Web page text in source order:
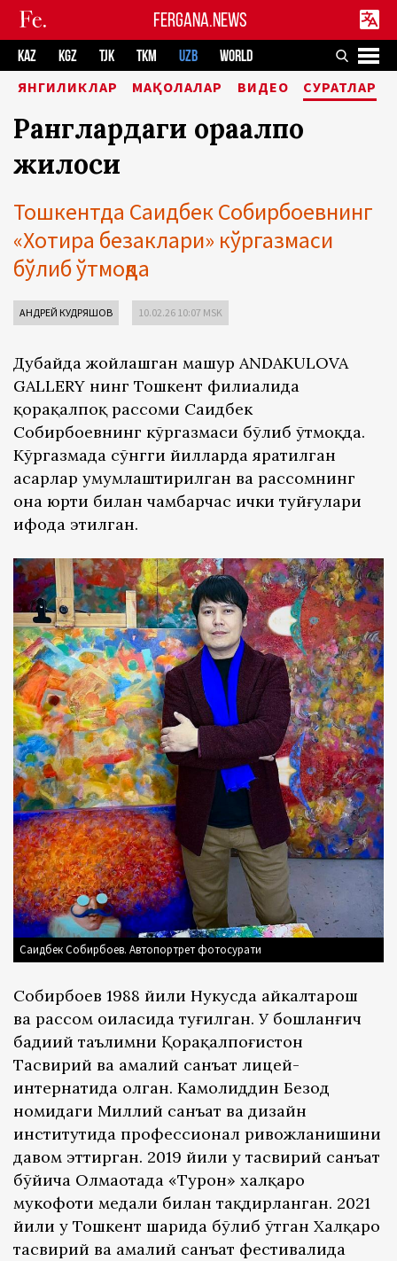
FERGANA.NEWS
KAZ KGZ TJK TKM UZB WORLD
ЯНГИЛИКЛАР МАҚОЛАЛАР ВИДЕО СУРАТЛАР
Ранглардаги қорақалпоқ
жилоси
Тошкентда Саидбек Собирбоевнинг
«Хотира безаклари» кўргазмаси
бўлиб ўтмоқда
АНДРЕЙ КУДРЯШОВ 10.02.26 10:07 MSK
Дубайда жойлашган машҳур ANDAKULOVA
GALLERY нинг Тошкент филиалида
қорақалпоқ рассоми Саидбек
Собирбоевнинг кўргазмаси бўлиб ўтмоқда.
Кўргазмада сўнгги йилларда яратилган
асарлар умумлаштирилган ва рассомнинг
она юрти билан чамбарчас ички туйғулари
ифода этилган.
Саидбек Собирбоев. Автопортрет фотосурати
Собирбоев 1988 йили Нукусда ҳайкалтарош
ва рассом оиласида туғилган. У бошланғич
бадиий таълимни Қорақалпоғистон
Тасвирий ва амалий санъат лицей-
интернатида олган. Камолиддин Беҳзод
номидаги Миллий санъат ва дизайн
институтида профессионал ривожланишини
давом эттирган. 2019 йили у тасвирий санъат
бўйича Олмаотада «Турон» халқаро
мукофоти медали билан тақдирланган. 2021
йили у Тошкент шаҳрида бўлиб ўтган Халқаро
тасвирий ва амалий санъат фестивалида